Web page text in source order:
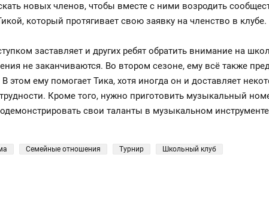
новых членов, чтобы вместе с ними возродить
который протягивает свою заявку на членство в клубе.
заставляет и других ребят обратить внимание на
не заканчиваются. Во втором сезоне, ему всё также
этом ему помогает Тика, хотя иногда он и доставляет
Кроме того, нужно приготовить музыкальный
свои таланты в музыкальном
Семейные отношения Турнир Школьный клуб